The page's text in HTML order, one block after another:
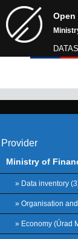
Open
Provider
Ministry of
» Data inventory
» Organisation
» Economy (Úrad